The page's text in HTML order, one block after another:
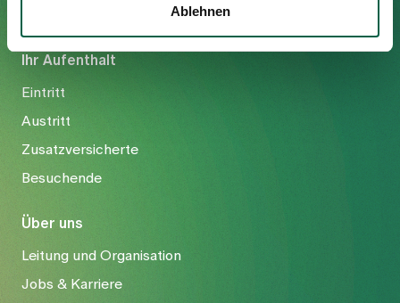
Ablehnen
Ihr Aufenthalt
Eintritt
Austritt
Zusatzversicherte
Besuchende
Über uns
Leitung und Organisation
Jobs & Karriere